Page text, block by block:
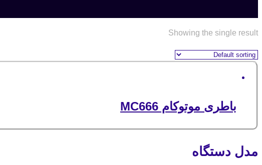
Showing the single result
باطری موتوکام MC666
مدل دستگاه